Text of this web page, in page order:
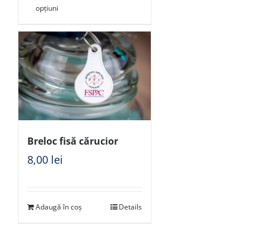
opțiuni
Breloc fisă cărucior
8,00 lei
Adaugă în coș Details